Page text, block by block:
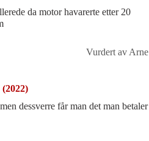
da motor havarerte etter 20
Vurdert av Arne
dessverre får man det man betaler